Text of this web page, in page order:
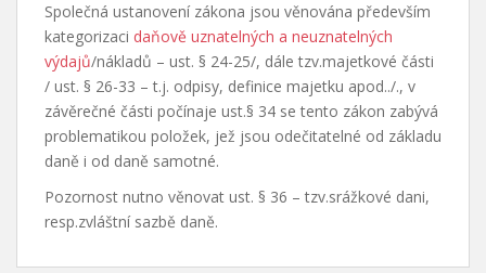
Společná ustanovení zákona jsou věnována především
kategorizaci daňově uznatelných a neuznatelných
výdajů/nákladů – ust. § 24-25/, dále tzv.majetkové části
/ ust. § 26-33 – t.j. odpisy, definice majetku apod../., v
závěrečné části počínaje ust.§ 34 se tento zákon zabývá
problematikou položek, jež jsou odečitatelné od základu
daně i od daně samotné.
Pozornost nutno věnovat ust. § 36 – tzv.srážkové dani,
resp.zvláštní sazbě daně.